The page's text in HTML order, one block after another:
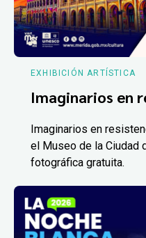
EXHIBICIÓN ARTÍSTICA
Imaginarios en
Imaginarios en
el Museo de la Ciudad
fotográfica gratuita.